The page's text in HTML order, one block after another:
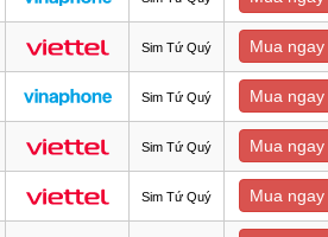
Sim Tứ Quý Mua ngay
Sim Tứ Quý Mua ngay
Sim Tứ Quý Mua ngay
Sim Tứ Quý Mua ngay